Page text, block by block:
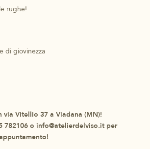
rughe!
di giovinezza
via Vitellio 37 a Viadana (MN)!
782106 o info@atelierdelviso.it per